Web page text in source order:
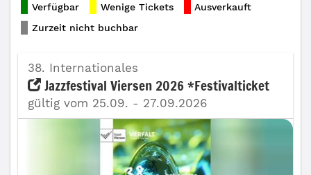
Verfügbar Wenige Tickets
Ausverkauft
Zurzeit nicht buchbar
38. Internationales
Jazzfestival Viersen 2026 *Festivalticket
gültig vom 25.09. - 27.09.2026